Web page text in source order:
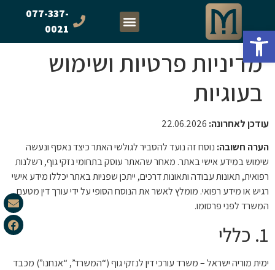
פתח סרגל נגישות
077-337-
0021
מדיניות פרטיות ושימוש
בעוגיות
עודכן לאחרונה:
הערה חשובה: נוסח זה נועד להסביר לגולשי האתר כיצד נאסף ונעשה
שימוש במידע אישי באתר. מאחר שהאתר עוסק בתחומי נזקי גוף, רשלנות
רפואית, תאונות עבודה ותאונות דרכים, ייתכן שפניות באתר יכללו מידע אישי
רגיש או מידע רפואי. מומלץ לאשר את הנוסח הסופי על ידי עורך דין מטעם
המשרד לפני פרסומו.
1. כללי
ימית מוריה ישראל – משרד עורכי דין לנזקי גוף (“המשרד”, “אנחנו”) מכבד